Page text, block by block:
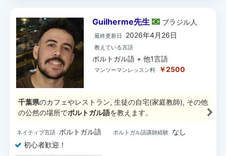
Guilherme先生 ブラジル人
最終更新日 2026年4月26日
教えている言語
ポルトガル語 + 他1言語
マンツーマンレッスン料 ￥2500
千葉県のカフェやレストラン, 生徒の自宅(家庭教師), その他
の公然の場所でポルトガル語を教えます。
ネイティブ言語 ポルトガル語 ポルトガル語講師経験
なし
初心者歓迎！